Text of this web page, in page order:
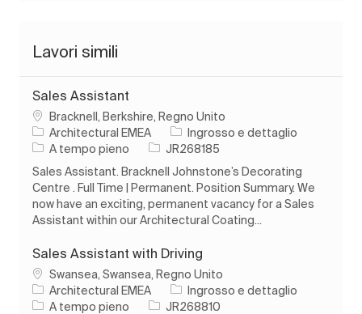
Lavori simili
Sales Assistant
Ubicazione
Bracknell, Berkshire, Regno Unito
Architectural EMEA
Categoria
Ingrosso e dettaglio
Tipo di lavoro
A tempo pieno ID processo
JR268185
Sales Assistant. Bracknell Johnstone’s Decorating
Centre . Full Time | Permanent. Position Summary. We
now have an exciting, permanent vacancy for a Sales
Assistant within our Architectural Coating...
Sales Assistant with Driving
Ubicazione
Swansea, Swansea, Regno Unito
Architectural EMEA
Categoria
Ingrosso e dettaglio
Tipo di lavoro
A tempo pieno ID processo
JR268810